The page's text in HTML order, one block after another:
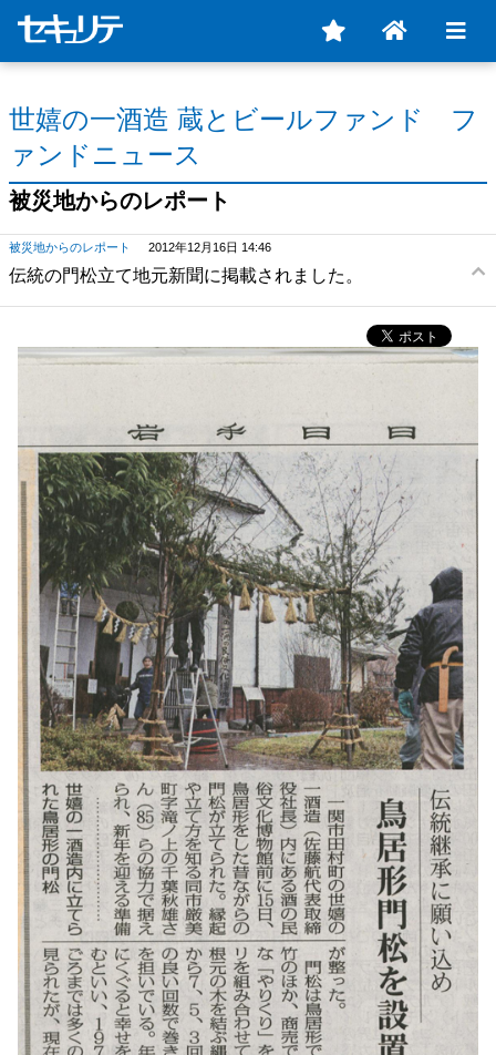
世嬉の一酒造 蔵とビールファンド フ
ァンドニュース
被災地からのレポート
被災地からのレポート 2012年12月16日 14:46
伝統の門松立て地元新聞に掲載されました。